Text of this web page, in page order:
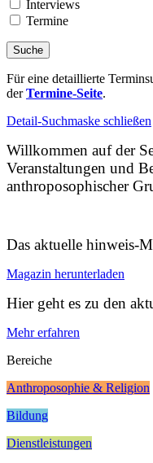
Interviews
Termine
Für eine detaillierte
derTermine-Seite.
Detail-Suchmaske schließen
Willkommen auf der
Veranstaltungen und
anthroposophischer
Das aktuelle hinweis-
Magazin herunterladen
Hier geht es zu den
Mehr erfahren
Bereiche
Anthroposophie & Religion
Bildung
Dienstleistungen